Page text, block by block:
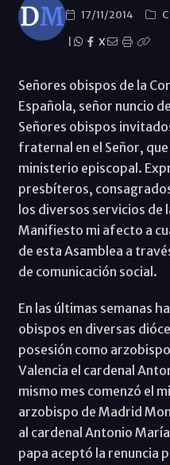
17/11/2014
X
Señores obispos de la
Española, señor nuncio
Señores obispos
fraternal en el Señor,
ministerio episcopal.
presbíteros,
los diversos servicios de
Manifiesto mi afecto a
de esta Asamblea a
de comunicación social.
En las últimas semanas
obispos en diversas
posesión como
Valencia el cardenal
mismo mes comenzó el
arzobispo de Madrid
al cardenal Antonio
papa aceptó la renuncia